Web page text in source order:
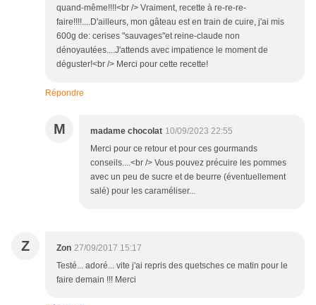
quand-même!!!!<br /> Vraiment, recette à re-re-re-
faire!!!!....D'ailleurs, mon gâteau est en train de cuire, j'ai mis
600g de: cerises "sauvages"et reine-claude non
dénoyautées....J'attends avec impatience le moment de
déguster!<br /> Merci pour cette recette!
Répondre
M madame chocolat 10/09/2023 22:55
Merci pour ce retour et pour ces gourmands
conseils....<br /> Vous pouvez précuire les pommes
avec un peu de sucre et de beurre (éventuellement
salé) pour les caraméliser...
Z Zon 27/09/2017 15:17
Testé... adoré... vite j'ai repris des quetsches ce matin pour le
faire demain !!! Merci